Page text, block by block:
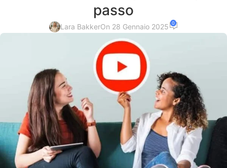
passo
Lara BakkerOn 28 Gennaio 2025 0